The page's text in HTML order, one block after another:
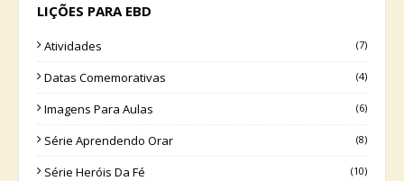
LIÇÕES PARA EBD
Atividades (7)
Datas Comemorativas (4)
Imagens Para Aulas (6)
Série Aprendendo Orar (8)
Série Heróis Da Fé (10)